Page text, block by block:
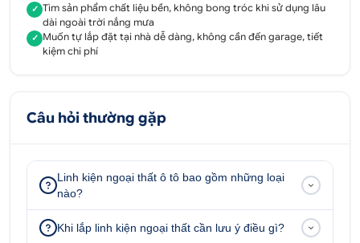
hưởng của điều kiện thời tiết tốt, không bong tróc
trong quá trình sử dụng. Lắp đặt dễ dàng, quý
khách có thể tự mua về lắp đặt tại nhà.
nhất thị trường.
0707 228 338
Địa chỉ: 52 - 58 Đường số 1, P.Bình Trị Đông B,
Q.Bình Tân, Tp.HCM
✓ Tìm sản phẩm chất liệu bền, không bong tróc khi sử dụng lâu
dài ngoài trời nắng mưa
✓ Muốn tự lắp đặt tại nhà dễ dàng, không cần đến garage, tiết
kiệm chi phí
Câu hỏi thường gặp
Linh kiện ngoại thất ô tô bao gồm những loại
nào?
Khi lắp linh kiện ngoại thất cần lưu ý điều gì?